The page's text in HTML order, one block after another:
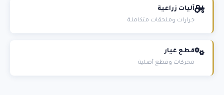
آليات زراعية
جرارات وملحقات متكاملة
قطع غيار
محركات وقطع أصلية